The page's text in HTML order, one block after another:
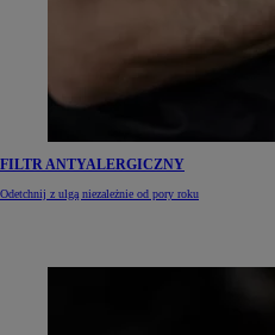
FILTR ANTYALERGICZNY
Odetchnij z ulgą niezależnie od pory roku